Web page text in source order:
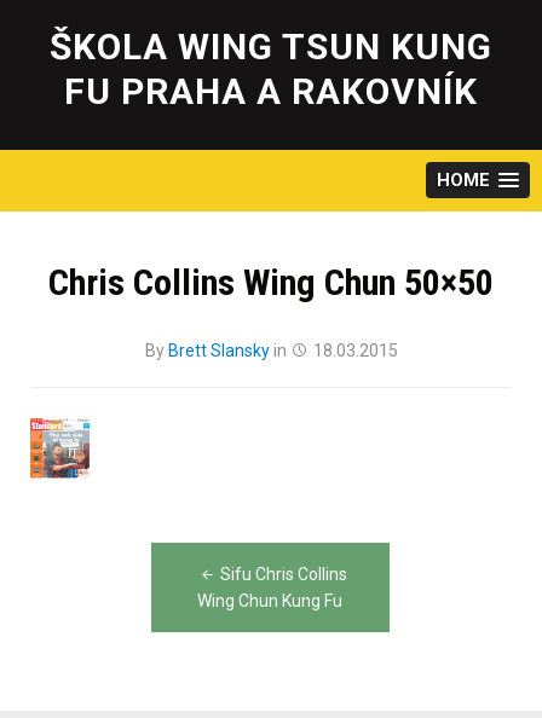
content
ŠKOLA WING TSUN KUNG
FU PRAHA A RAKOVNÍK
HOME
Chris Collins Wing Chun 50×50
By Brett Slanskyin 18.03.2015
navigation
Sifu Chris Collins
Wing Chun Kung Fu